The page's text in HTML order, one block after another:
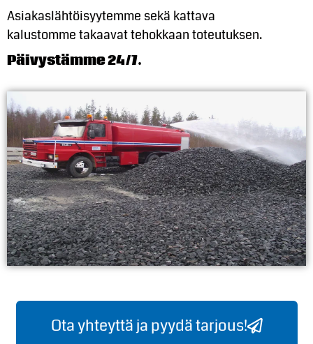
Asiakaslähtöisyytemme sekä kattava
kalustomme takaavattehokkaan toteutuksen.
Päivystämme 24/7.
Ota yhteyttä ja pyydä tarjous!